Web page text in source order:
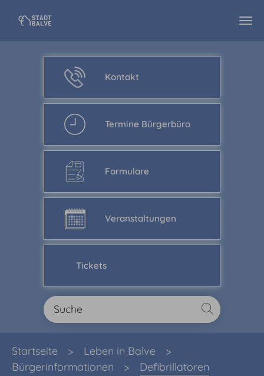
Kontakt
Termine Bürgerbüro
Formulare
Veranstaltungen
Tickets
Startseite
Leben in Balve
Bürgerinformationen
Defibrillatoren